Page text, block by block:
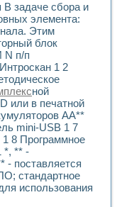
В задаче сбора и
элемента:
Этим
блок
п/п
1 2
ной
или в печатной
АА**
mini-USB 1 7
1 8 Программное
*, ** -
- поставляется
стандартное
использования